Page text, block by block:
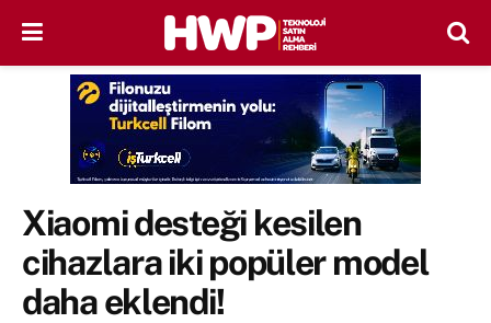
Xiaomi desteği kesilen
cihazlara iki popüler model
daha eklendi!